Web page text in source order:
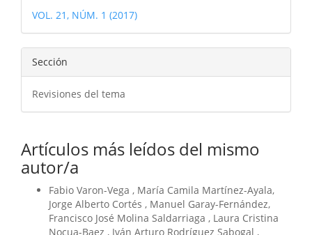
artículo
VOL. 21, NÚM. 1 (2017)
Sección
Revisiones del tema
Artículos más leídos del mismo
autor/a
Fabio Varon-Vega , María Camila Martínez-Ayala,
Jorge Alberto Cortés , Manuel Garay-Fernández,
Francisco José Molina Saldarriaga , Laura Cristina
Nocua-Baez , Iván Arturo Rodríguez Sabogal ,